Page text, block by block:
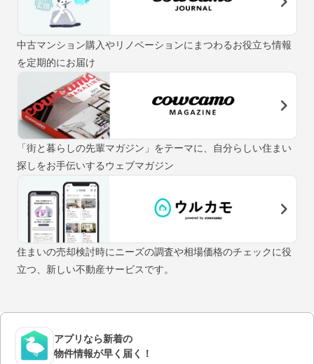
中古マンション購入やリノベーションにまつわるお役立ち情報
を定期的にお届け
「街と暮らしの先輩マガジン」をテーマに、自分らしい住まい
探しをお手伝いするウェブマガジン
住まいの売却検討時にニーズの調査や相場価格のチェックに役
立つ、新しい不動産サービスです。
アプリなら新着の
物件情報が早く届く！